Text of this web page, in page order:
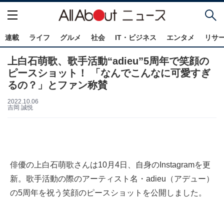
連載 ライフ グルメ 社会 IT・ビジネス エンタメ リサ
上白石萌歌、歌手活動“adieu”5周年で笑顔の
ピースショット！ 「なんでこんなに可愛すぎ
るの？」とファン称賛
2022.10.06
吉岡 誠悦
俳優の上白石萌歌さんは10月4日、自身のInstagramを更
新。歌手活動の際のアーティスト名・adieu（アデュー）
の5周年を祝う笑顔のピースショットを公開しました。